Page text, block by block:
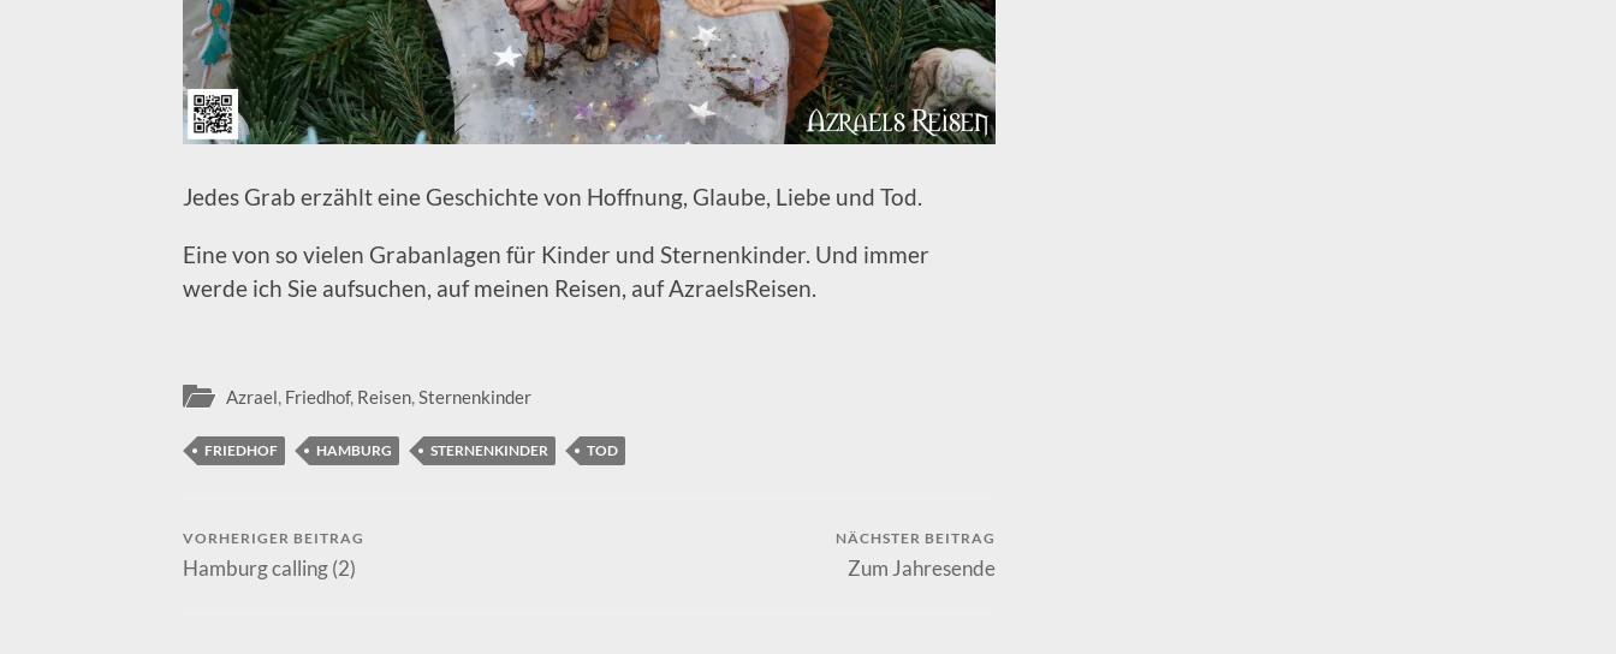
Jedes Grab erzählt eine Geschichte von Hoffnung, Glaube, Liebe und Tod.
Eine von so vielen Grabanlagen für Kinder und Sternenkinder. Und immer
werde ich Sie aufsuchen, auf meinen Reisen, auf AzraelsReisen.
Azrael, Friedhof, Reisen,Sternenkinder
FRIEDHOF HAMBURG STERNENKINDER TOD
VORHERIGER BEITRAG
Hamburg calling (2)
NÄCHSTER BEITRAG
Zum Jahresende